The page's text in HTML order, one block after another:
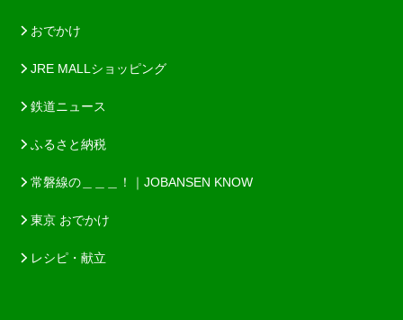
おでかけ
JRE MALLショッピング
鉄道ニュース
ふるさと納税
常磐線の＿＿＿！｜JOBANSEN KNOW
東京 おでかけ
レシピ・献立